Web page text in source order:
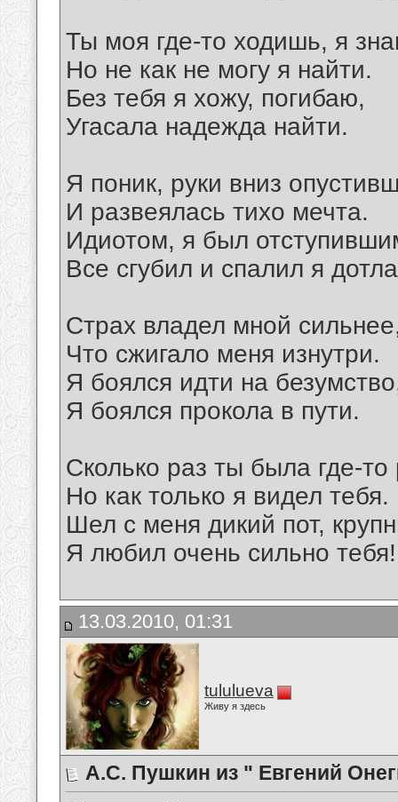
Ты моя где-то ходишь, я
Но не как не могу я найти.
Без тебя я хожу, погибаю,
Угасала надежда найти.
Я поник, руки вниз
И развеялась тихо мечта.
Идиотом, я был
Все сгубил и спалил я
Страх владел мной
Что сжигало меня изнутри.
Я боялся идти на
Я боялся прокола в пути.
Сколько раз ты была где-
Но как только я видел тебя.
Шел с меня дикий пот,
Я любил очень сильно
13.03.2010, 01:31
tululueva
Живу я здесь
А.С. Пушкин из " Евгений